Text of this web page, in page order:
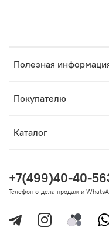
Полезная
Покупателю
Каталог
+7(499)40-40-
Телефон отдела продаж и